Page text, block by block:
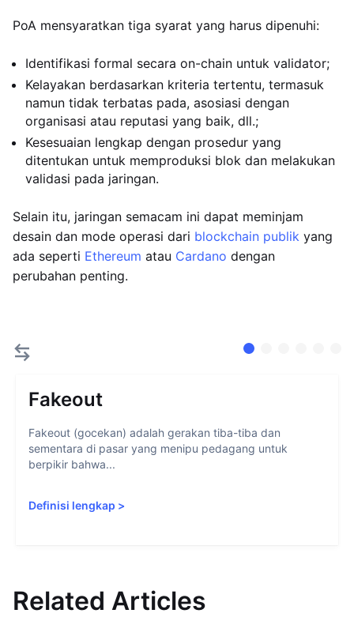
PoA mensyaratkan tiga syarat yang harus dipenuhi:
Identifikasi formal secara on-chain untuk validator;
Kelayakan berdasarkan kriteria tertentu, termasuk
namun tidak terbatas pada, asosiasi dengan
organisasi atau reputasi yang baik, dll.;
Kesesuaian lengkap dengan prosedur yang
ditentukan untuk memproduksi blok dan melakukan
validasi pada jaringan.
Selain itu, jaringan semacam ini dapat meminjam
desain dan mode operasi dari blockchain publik yang
ada seperti Ethereum atau Cardano dengan
perubahan penting.
Fakeout
Fakeout (gocekan) adalah gerakan tiba-tiba dan
sementara di pasar yang menipu pedagang untuk
berpikir bahwa...
Definisi lengkap >
Related Articles